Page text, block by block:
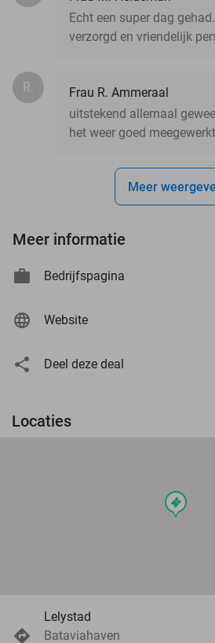
Echt een super dag
verzorgd en vriendelijk
R.
Frau R. Ammeraal
uitstekend allemaal
het weer goed meegewerkt
Meer
Meer informatie
Bedrijfspagina
Website
Deel deze deal
Locaties
events
Lelystad
Bataviahaven